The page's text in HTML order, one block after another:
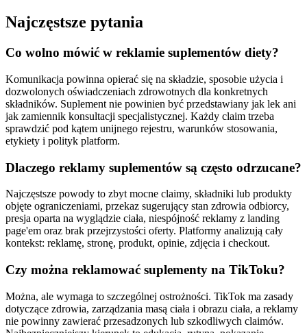
Najczęstsze pytania
Co wolno mówić w reklamie suplementów diety?
Komunikacja powinna opierać się na składzie, sposobie użycia i
dozwolonych oświadczeniach zdrowotnych dla konkretnych
składników. Suplement nie powinien być przedstawiany jak lek ani
jak zamiennik konsultacji specjalistycznej. Każdy claim trzeba
sprawdzić pod kątem unijnego rejestru, warunków stosowania,
etykiety i polityk platform.
Dlaczego reklamy suplementów są często odrzucane?
Najczęstsze powody to zbyt mocne claimy, składniki lub produkty
objęte ograniczeniami, przekaz sugerujący stan zdrowia odbiorcy,
presja oparta na wyglądzie ciała, niespójność reklamy z landing
page'em oraz brak przejrzystości oferty. Platformy analizują cały
kontekst: reklamę, stronę, produkt, opinie, zdjęcia i checkout.
Czy można reklamować suplementy na TikToku?
Można, ale wymaga to szczególnej ostrożności. TikTok ma zasady
dotyczące zdrowia, zarządzania masą ciała i obrazu ciała, a reklamy
nie powinny zawierać przesadzonych lub szkodliwych claimów.